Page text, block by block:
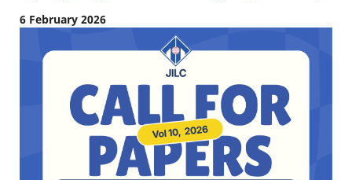
6 February 2026